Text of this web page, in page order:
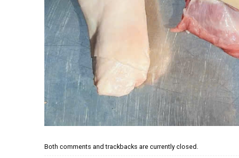
Both comments and trackbacks are currently closed.